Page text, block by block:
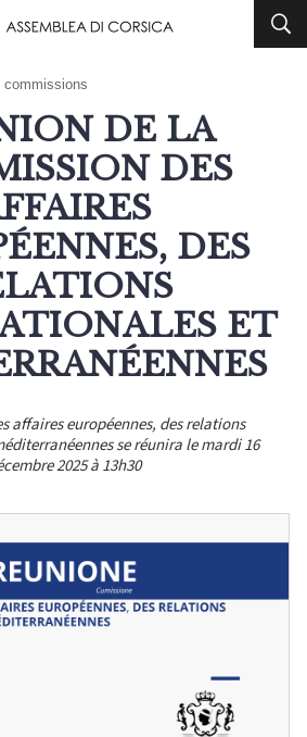
DE LA
DES
DES
ET
affaires européennes, des relations
se réunira le mardi 16
2025 à 13h30